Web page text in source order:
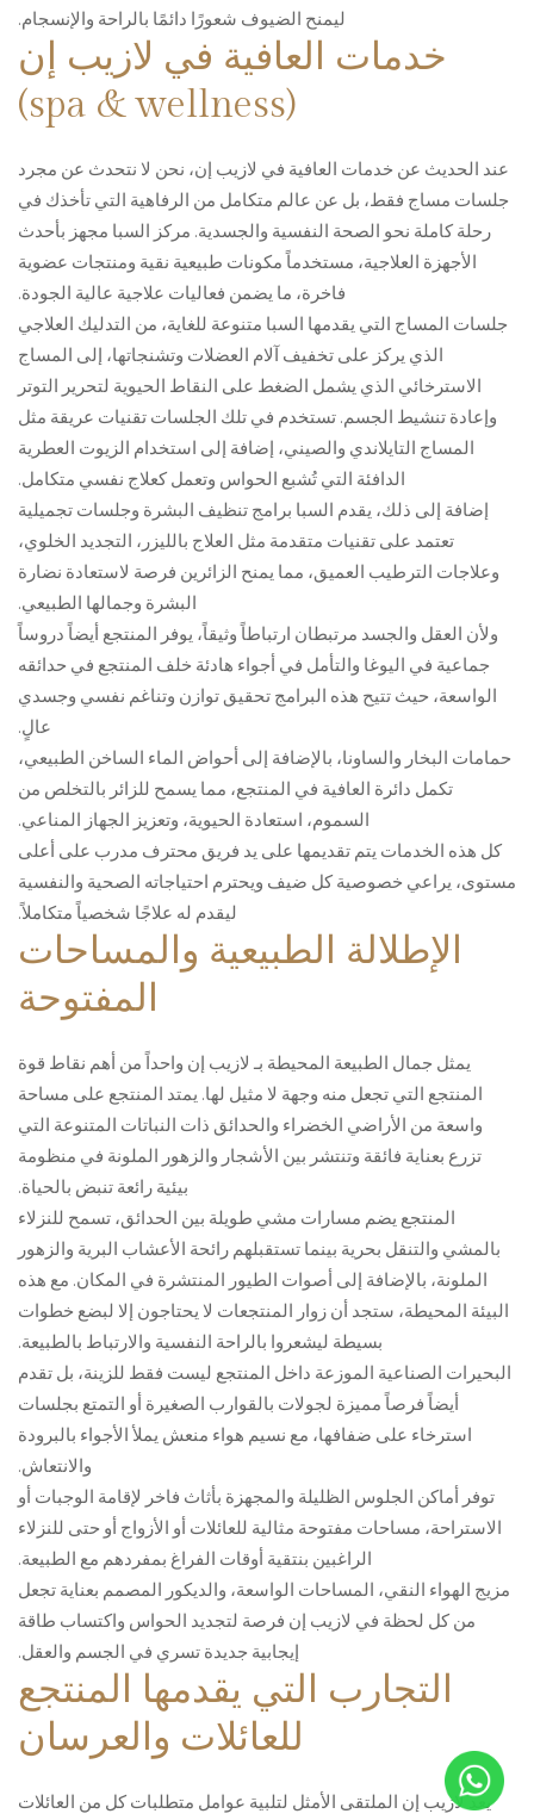
ليمنح الضيوف شعورًا دائمًا بالراحة والإنسجام.
خدمات العافية في لازيب إن
(spa & wellness)
عند الحديث عن خدمات العافية في لازيب إن، نحن لا نتحدث عن مجرد
جلسات مساج فقط، بل عن عالم متكامل من الرفاهية التي تأخذك في
رحلة كاملة نحو الصحة النفسية والجسدية. مركز السبا مجهز بأحدث
الأجهزة العلاجية، مستخدماً مكونات طبيعية نقية ومنتجات عضوية
فاخرة، ما يضمن فعاليات علاجية عالية الجودة.
جلسات المساج التي يقدمها السبا متنوعة للغاية، من التدليك العلاجي
الذي يركز على تخفيف آلام العضلات وتشنجاتها، إلى المساج
الاسترخائي الذي يشمل الضغط على النقاط الحيوية لتحرير التوتر
وإعادة تنشيط الجسم. تستخدم في تلك الجلسات تقنيات عريقة مثل
المساج التايلاندي والصيني، إضافة إلى استخدام الزيوت العطرية
الدافئة التي تُشبع الحواس وتعمل كعلاج نفسي متكامل.
إضافة إلى ذلك، يقدم السبا برامج تنظيف البشرة وجلسات تجميلية
تعتمد على تقنيات متقدمة مثل العلاج بالليزر، التجديد الخلوي،
وعلاجات الترطيب العميق، مما يمنح الزائرين فرصة لاستعادة نضارة
البشرة وجمالها الطبيعي.
ولأن العقل والجسد مرتبطان ارتباطاً وثيقاً، يوفر المنتجع أيضاً دروساً
جماعية في اليوغا والتأمل في أجواء هادئة خلف المنتجع في حدائقه
الواسعة، حيث تتيح هذه البرامج تحقيق توازن وتناغم نفسي وجسدي
عالٍ.
حمامات البخار والساونا، بالإضافة إلى أحواض الماء الساخن الطبيعي،
تكمل دائرة العافية في المنتجع، مما يسمح للزائر بالتخلص من
السموم، استعادة الحيوية، وتعزيز الجهاز المناعي.
كل هذه الخدمات يتم تقديمها على يد فريق محترف مدرب على أعلى
مستوى، يراعي خصوصية كل ضيف ويحترم احتياجاته الصحية والنفسية
ليقدم له علاجًا شخصياً متكاملاً.
الإطلالة الطبيعية والمساحات
المفتوحة
يمثل جمال الطبيعة المحيطة بـ لازيب إن واحداً من أهم نقاط قوة
المنتجع التي تجعل منه وجهة لا مثيل لها. يمتد المنتجع على مساحة
واسعة من الأراضي الخضراء والحدائق ذات النباتات المتنوعة التي
تزرع بعناية فائقة وتنتشر بين الأشجار والزهور الملونة في منظومة
بيئية رائعة تنبض بالحياة.
المنتجع يضم مسارات مشي طويلة بين الحدائق، تسمح للنزلاء
بالمشي والتنقل بحرية بينما تستقبلهم رائحة الأعشاب البرية والزهور
الملونة، بالإضافة إلى أصوات الطيور المنتشرة في المكان. مع هذه
البيئة المحيطة، ستجد أن زوار المنتجعات لا يحتاجون إلا لبضع خطوات
بسيطة ليشعروا بالراحة النفسية والارتباط بالطبيعة.
البحيرات الصناعية الموزعة داخل المنتجع ليست فقط للزينة، بل تقدم
أيضاً فرصاً مميزة لجولات بالقوارب الصغيرة أو التمتع بجلسات
استرخاء على ضفافها، مع نسيم هواء منعش يملأ الأجواء بالبرودة
والانتعاش.
توفر أماكن الجلوس الظليلة والمجهزة بأثاث فاخر لإقامة الوجبات أو
الاستراحة، مساحات مفتوحة مثالية للعائلات أو الأزواج أو حتى للنزلاء
الراغبين بنتقية أوقات الفراغ بمفردهم مع الطبيعة.
مزيج الهواء النقي، المساحات الواسعة، والديكور المصمم بعناية تجعل
من كل لحظة في لازيب إن فرصة لتجديد الحواس واكتساب طاقة
إيجابية جديدة تسري في الجسم والعقل.
التجارب التي يقدمها المنتجع
للعائلات والعرسان
يعد لازيب إن الملتقى الأمثل لتلبية عوامل متطلبات كل من العائلات